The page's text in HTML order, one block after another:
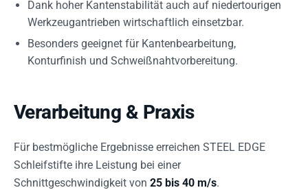
Dank hoher Kantenstabilität auch auf niedertourigen
Werkzeugantrieben wirtschaftlich einsetzbar.
Besonders geeignet für Kantenbearbeitung,
Konturfinish und Schweißnahtvorbereitung.
Verarbeitung & Praxis
Für bestmögliche Ergebnisse erreichen STEEL EDGE
Schleifstifte ihre Leistung bei einer
Schnittgeschwindigkeit von 25 bis 40 m/s.